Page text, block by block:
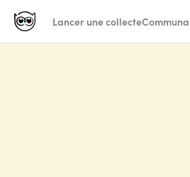
Lancer une collecte